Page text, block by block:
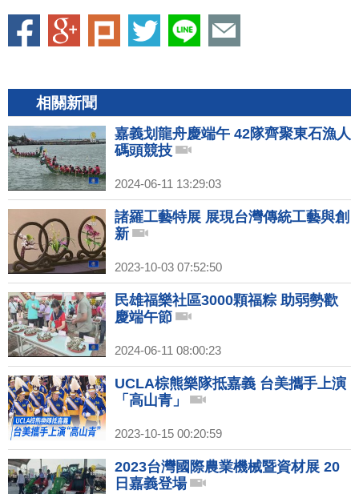
相關新聞
嘉義划龍舟慶端午 42隊齊聚東石漁人
碼頭競技
2024-06-11 13:29:03
諸羅工藝特展 展現台灣傳統工藝與創
新
2023-10-03 07:52:50
民雄福樂社區3000顆福粽 助弱勢歡
慶端午節
2024-06-11 08:00:23
UCLA棕熊樂隊抵嘉義 台美攜手上演
「高山青」
2023-10-15 00:20:59
2023台灣國際農業機械暨資材展 20
日嘉義登場